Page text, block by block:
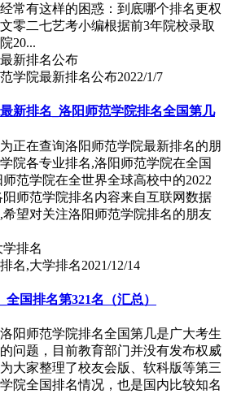
常有这样的困惑：到底哪个排名更权
零二七艺考小编根据前3年院校录取
20...
学院最新排名公布2022/1/7
新排名_洛阳师范学院排名全国第几
正在查询洛阳师范学院最新排名的朋
院各专业排名,洛阳师范学院在全国
范学院在全世界全球高校中的2022
师范学院排名内容来自互联网数据
望对关注洛阳师范学院排名的朋友
名,大学排名2021/12/14
国排名第321名（汇总）
阳师范学院排名全国第几是广大考生
问题，目前教育部门并没有发布权威
大家整理了校友会版、软科版等第三
院全国排名情况，也是国内比较知名